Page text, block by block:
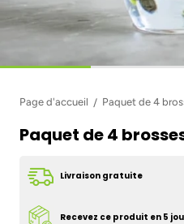
Page d'accueil Paquet de 4
Paquet de 4
Livraison gratuite
Recevez ce produit en 5